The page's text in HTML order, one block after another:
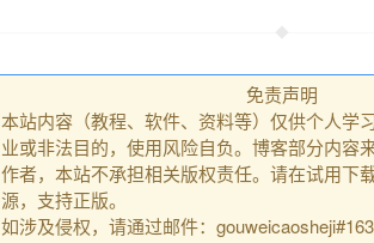
免责声明
本站内容（教程、软件、资料等）仅供个人学
业或非法目的，使用风险自负。博客部分内容
作者，本站不承担相关版权责任。请在试用下
源，支持正版。
如涉及侵权，请通过邮件：